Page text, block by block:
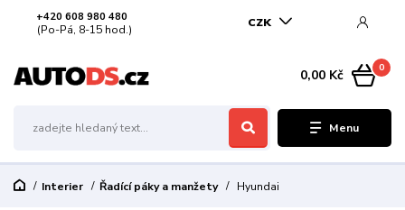
Menu
CZK
+420 608 980 480
(Po-Pá, 8-15 hod.)
0
0,00 Kč
Interier Řadící páky a manžety Hyundai